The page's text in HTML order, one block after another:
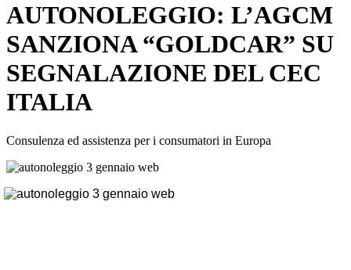
AUTONOLEGGIO: L’AGCM
SANZIONA “GOLDCAR” SU
SEGNALAZIONE DEL CEC
ITALIA
Consulenza ed assistenza per i consumatori in Europa